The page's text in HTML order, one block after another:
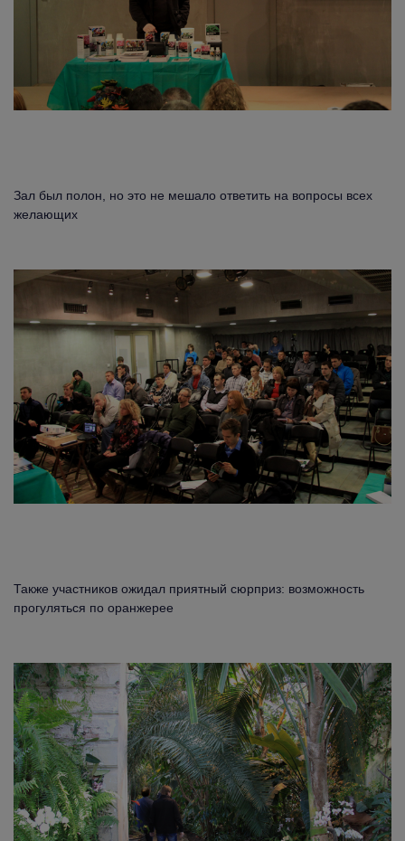
Зал был полон, но это не мешало ответить на вопросы всех
желающих
Также участников ожидал приятный сюрприз: возможность
прогуляться по оранжерее